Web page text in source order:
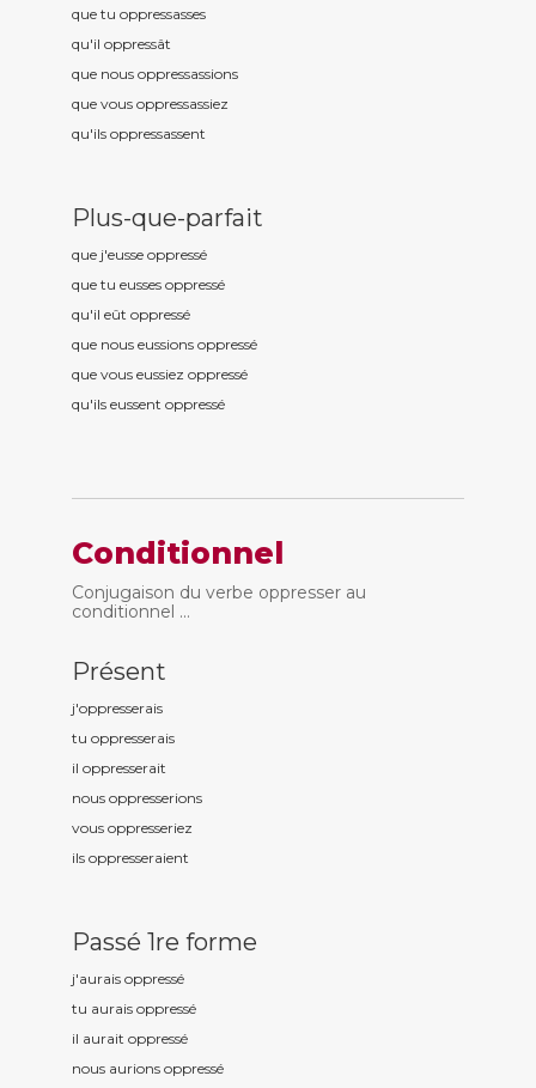
que tu oppressasses
qu'il oppressât
que nous oppressassions
que vous oppressassiez
qu'ils oppressassent
Plus-que-parfait
que j'eusse oppressé
que tu eusses oppressé
qu'il eût oppressé
que nous eussions oppressé
que vous eussiez oppressé
qu'ils eussent oppressé
Conditionnel
Conjugaison du verbe oppresser au
conditionnel ...
Présent
j'oppresserais
tu oppresserais
il oppresserait
nous oppresserions
vous oppresseriez
ils oppresseraient
Passé 1re forme
j'aurais oppressé
tu aurais oppressé
il aurait oppressé
nous aurions oppressé